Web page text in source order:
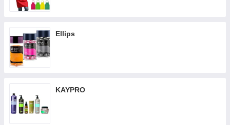
Ellips
KAYPRO